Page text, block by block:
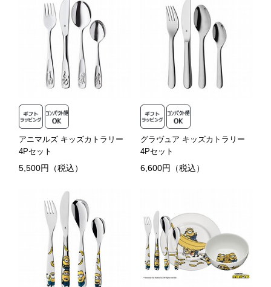
アニマルズ キッズカトラリー
4Pセット
5,500円（税込）
グラヴュア キッズカトラリー
4Pセット
6,600円（税込）